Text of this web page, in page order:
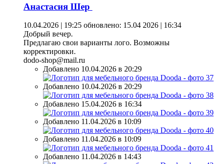
Анастасия Шер
10.04.2026 | 19:25 обновлено: 15.04 2026 | 16:34
Добрый вечер.
Предлагаю свои варианты лого. Возможны
корректировки.
dodo-shop@mail.ru
Добавлено 10.04.2026 в 20:29
Добавлено 10.04.2026 в 20:29
Добавлено 15.04.2026 в 16:34
Добавлено 11.04.2026 в 10:09
Добавлено 11.04.2026 в 10:09
Добавлено 11.04.2026 в 14:43